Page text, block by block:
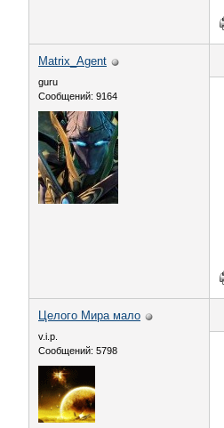
Matrix_Agent
guru
Сообщений: 9164
Целого Мира мало
v.i.p.
Сообщений: 5798